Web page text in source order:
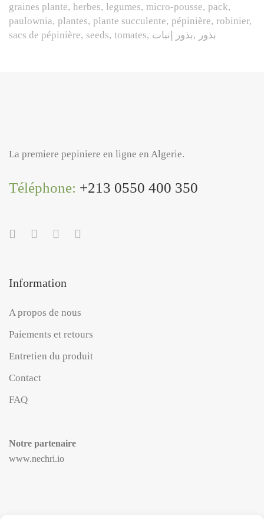
graines plante herbes legumes micro-pousse pack
paulownia plantes plante succulente pépinière robinier
sacs de pépinière seeds tomates بذور بذور إنبات
La premiere pepiniere en ligne en Algerie.
Téléphone: +213 0550 400 350
Information
A propos de nous
Paiements et retours
Entretien du produit
Contact
FAQ
Notre partenaire
www.nechri.io